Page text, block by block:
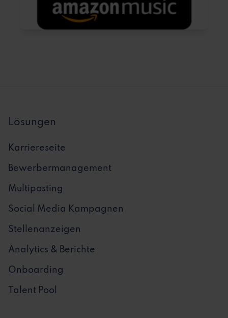
Lösungen
Karriereseite
Bewerbermanagement
Multiposting
Social Media Kampagnen
Stellenanzeigen
Analytics & Berichte
Onboarding
Talent Pool